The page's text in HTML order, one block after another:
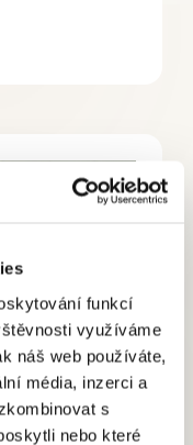
funkcí
využíváme
náš web používáte,
média, inzerci a
s
nebo které